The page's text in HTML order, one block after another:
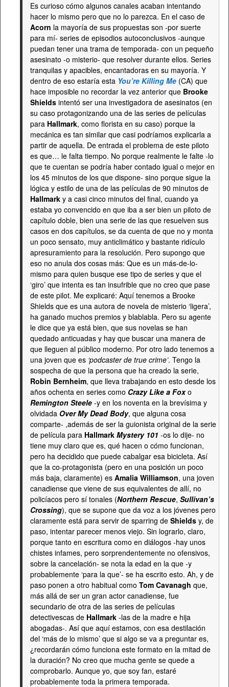
Es curioso cómo algunos canales acaban intentando
hacer lo mismo pero que no lo parezca. En el caso de
Acorn la mayoría de sus propuestas son -por suerte
para mí- series de episodios autoconclusivos -aunque
puedan tener una trama de temporada- con un pequeño
asesinato -o misterio- que resolver durante ellos. Series
tranquilas y apacibles, encantadoras en su mayoría. Y
dentro de eso estaría esta You’re Killing Me (CA) que
hace imposible no recordar la vez anterior que Brooke
Shields intentó ser una investigadora de asesinatos (en
su caso protagonizando una de las series de películas
para Hallmark, como florista en su caso) porque la
mecánica es tan similar que casi podríamos explicarla a
partir de aquella. De entrada el problema de este piloto
es que… le falta tiempo. No porque realmente le falte -lo
que te cuentan se podría haber contado igual o mejor en
los 45 minutos de los que dispone- sino porque sigue la
lógica y estilo de una de las películas de 90 minutos de
Hallmark y a casi cinco minutos del final, cuando ya
estaba yo convencido en que iba a ser bien un piloto de
capítulo doble, bien una serie de las que resuelven sus
casos en dos capítulos, se da cuenta de que no y monta
un poco sensato, muy anticlimático y bastante ridículo
apresuramiento para la resolución. Pero supongo que
eso no anula dos cosas más: Que es un más-de-lo-
mismo para quien busque ese tipo de series y que el
‘giro’ que intenta es tan insufrible que no creo que pase
de este pilot. Me explicaré: Aquí tenemos a Brooke
Shields que es una autora de novela de misterio ‘ligera’,
ha ganado muchos premios y blablabla. Pero su agente
le dice que ya está bien, que sus novelas se han
quedado anticuadas y hay que buscar una manera de
que lleguen al público moderno. Por otro lado tenemos a
una joven que es ‘podcaster de true crime’. Tengo la
sospecha de que la persona que ha creado la serie,
Robin Bernheim, que lleva trabajando en esto desde los
años ochenta en series como Crazy Like a Foxo
Remington Steele -y en los noventa en la brevísima y
olvidada Over My Dead Body, que alguna cosa
comparte- ,además de ser la guionista original de la serie
de película para Hallmark Mystery 101 -os lo dije- no
tiene muy claro que es, qué hacen o cómo funcionan,
pero ha decidido que puede cabalgar esa bicicleta. Así
que la co-protagonista (pero en una posición un poco
más baja, claramente) es Amalia Williamson, una joven
canadiense que viene de sus equivalentes de allí, no
policíacos pero sí tonales (Northern Rescue, Sullivan’s
Crossing), que se supone que da voz a los jóvenes pero
claramente está para servir de sparring de Shields y, de
paso, intentar parecer menos viejo. Sin lograrlo, claro,
porque tanto en escritura como en diálogos -hay unos
chistes infames, pero sorprendentemente no ofensivos,
sobre la cancelación- se nota la edad en la que -y
probablemente ‘para la que’- se ha escrito esto. Ah, y de
paso ponen a otro habitual como Tom Cavanagh que,
más allá de ser un gran actor canadiense, fue
secundario de otra de las series de películas
detectivescas de Hallmark -las de la madre e hija
abogadas-. Así que aquí estamos, con esa destilación
del ‘más de lo mismo’ que si algo se va a preguntar es,
¿recordarán cómo funciona este formato en la mitad de
la duración? No creo que mucha gente se quede a
comprobarlo. Aunque yo, que soy fan, estaré
probablemente toda la primera temporada.